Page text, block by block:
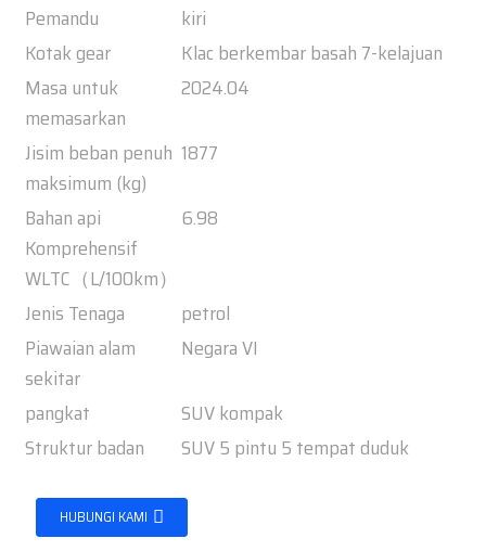
Pemandu
kiri
Kotak gear
Klac berkembar basah 7-kelajuan
Masa untuk
memasarkan
2024.04
Jisim beban penuh
maksimum (kg)
1877
Bahan api
Komprehensif
WLTC（L/100km）
6.98
Jenis Tenaga
petrol
Piawaian alam
sekitar
Negara VI
pangkat
SUV kompak
Struktur badan
SUV 5 pintu 5 tempat duduk
HUBUNGI KAMI